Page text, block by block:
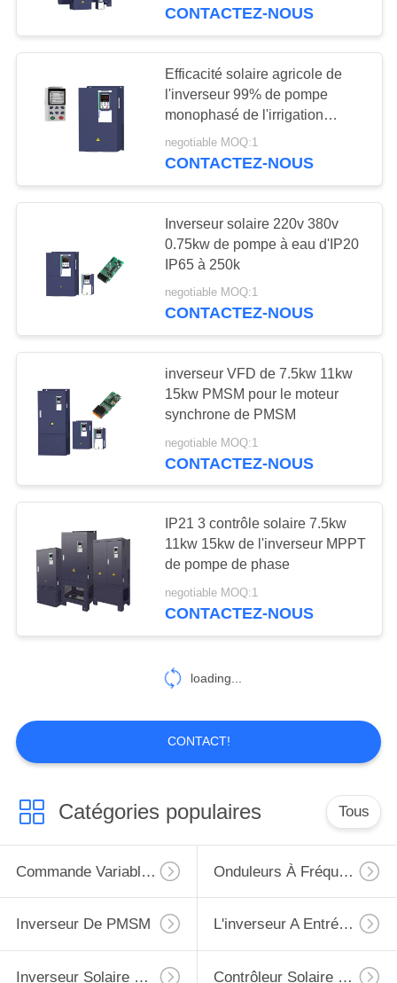
MATIÈRE
DE
PROTECTION
PRIVÉE
CONTACTEZ-NOUS
Efficacité solaire agricole de
l'inverseur 99% de pompe
monophasé de l'irrigation
220Volt
negotiable MOQ:1
CONTACTEZ-NOUS
Inverseur solaire 220v 380v
0.75kw de pompe à eau d'IP20
IP65 à 250k
negotiable MOQ:1
CONTACTEZ-NOUS
inverseur VFD de 7.5kw 11kw
15kw PMSM pour le moteur
synchrone de PMSM
negotiable MOQ:1
CONTACTEZ-NOUS
IP21 3 contrôle solaire 7.5kw
11kw 15kw de l'inverseur MPPT
de pompe de phase
negotiable MOQ:1
CONTACTEZ-NOUS
loading...
CONTACT!
Catégories populaires Tous
Commande Variable De Fréquence De VFD Onduleurs À Fréquence Variable
Inverseur De PMSM L'inverseur A Entré 220v La Sortie 380v
Inverseur Solaire De Pompe Monophasé Contrôleur Solaire De Pompe À Eau